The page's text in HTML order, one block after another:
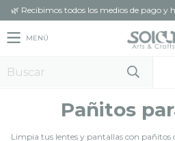
🌿 Recibimos todos los medios de pago y
MENÚ
Pañitos
Limpia tus lentes y pantallas con pañitos